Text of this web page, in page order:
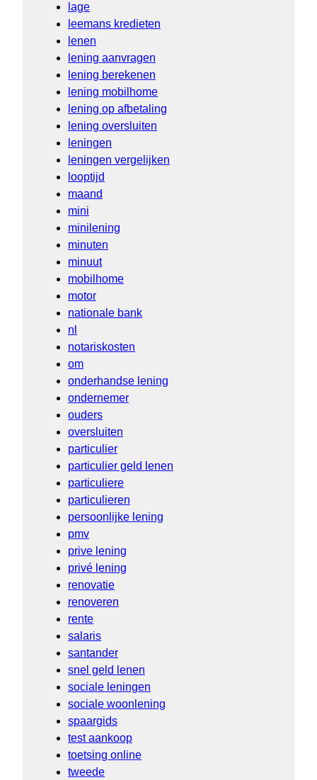
lage
leemans kredieten
lenen
lening aanvragen
lening berekenen
lening mobilhome
lening op afbetaling
lening oversluiten
leningen
leningen vergelijken
looptijd
maand
mini
minilening
minuten
minuut
mobilhome
motor
nationale bank
nl
notariskosten
om
onderhandse lening
ondernemer
ouders
oversluiten
particulier
particulier geld lenen
particuliere
particulieren
persoonlijke lening
pmv
prive lening
privé lening
renovatie
renoveren
rente
salaris
santander
snel geld lenen
sociale leningen
sociale woonlening
spaargids
test aankoop
toetsing online
tweede